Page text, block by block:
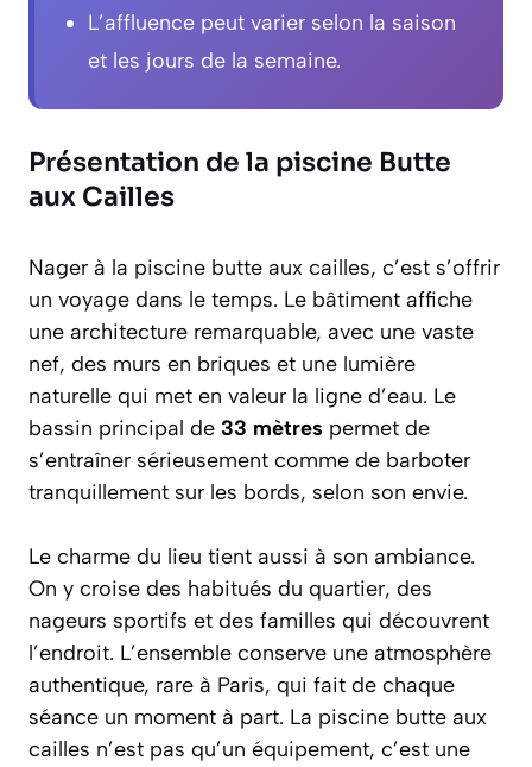
L’affluence peut varier selon la saison
et les jours de la semaine.
Présentation de la piscine Butte
aux Cailles
Nager à la piscine butte aux cailles, c’est s’offrir
un voyage dans le temps. Le bâtiment affiche
une architecture remarquable, avec une vaste
nef, des murs en briques et une lumière
naturelle qui met en valeur la ligne d’eau. Le
bassin principal de 33 mètres permet de
s’entraîner sérieusement comme de barboter
tranquillement sur les bords, selon son envie.
Le charme du lieu tient aussi à son ambiance.
On y croise des habitués du quartier, des
nageurs sportifs et des familles qui découvrent
l’endroit. L’ensemble conserve une atmosphère
authentique, rare à Paris, qui fait de chaque
séance un moment à part. La piscine butte aux
cailles n’est pas qu’un équipement, c’est une